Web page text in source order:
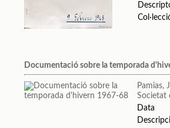
Documentació sobre la temporada
Pamias,
Societat
Data